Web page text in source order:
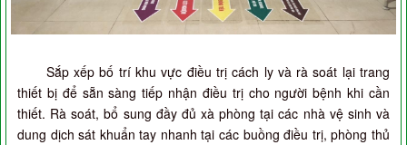
Sắp xếp bố trí khu vực điều trị cách ly và rà soát lại trang
thiết bị để sẵn sàng tiếp nhận điều trị cho người bệnh khi cần
thiết. Rà soát, bổ sung đầy đủ xà phòng tại các nhà vệ sinh và
dung dịch sát khuẩn tay nhanh tại các buồng điều trị, phòng thủ